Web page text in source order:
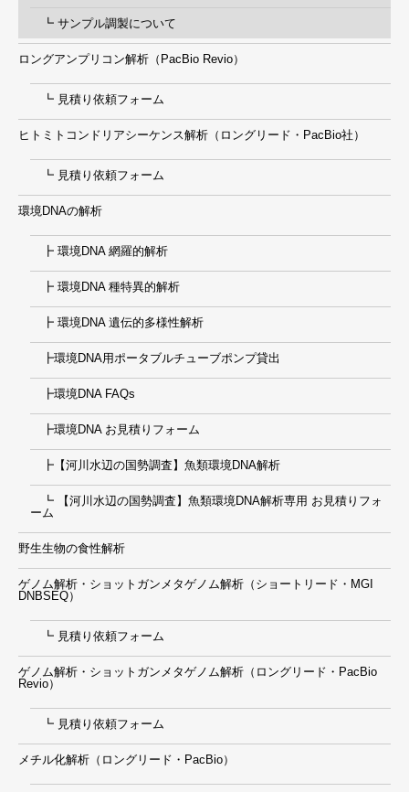
┗ サンプル調製について
ロングアンプリコン解析（PacBio Revio）
┗ 見積り依頼フォーム
ヒトミトコンドリアシーケンス解析（ロングリード・PacBio社）
┗ 見積り依頼フォーム
環境DNAの解析
┣ 環境DNA 網羅的解析
┣ 環境DNA 種特異的解析
┣ 環境DNA 遺伝的多様性解析
┣環境DNA用ポータブルチューブポンプ貸出
┣環境DNA FAQs
┣環境DNA お見積りフォーム
┣【河川水辺の国勢調査】魚類環境DNA解析
┗ 【河川水辺の国勢調査】魚類環境DNA解析専用 お見積りフォ
ーム
野生生物の食性解析
ゲノム解析・ショットガンメタゲノム解析（ショートリード・MGI
DNBSEQ）
┗ 見積り依頼フォーム
ゲノム解析・ショットガンメタゲノム解析（ロングリード・PacBio
Revio）
┗ 見積り依頼フォーム
メチル化解析（ロングリード・PacBio）